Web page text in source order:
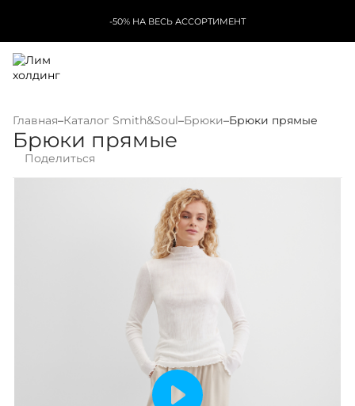
-50% НА ВЕСЬ АССОРТИМЕНТ
Главная–Каталог Smith&Soul–Брюки–Брюки прямые
Брюки прямые
Поделиться